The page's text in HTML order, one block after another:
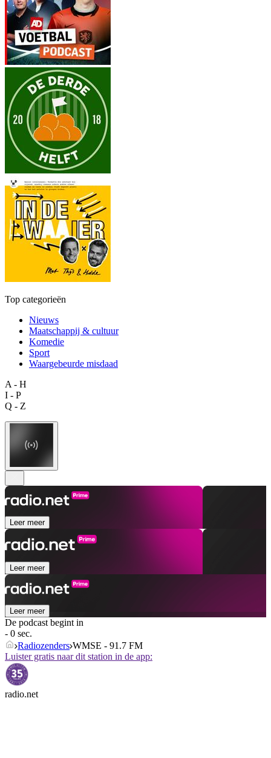
Top categorieën
Nieuws
Maatschappij & cultuur
Komedie
Sport
Waargebeurde misdaad
A - H
I - P
Q - Z
Leer meer
Leer meer
Leer meer
De podcast begint in
- 0 sec.
Radiozenders WMSE - 91.7 FM
Luister gratis naar dit station in de app:
radio.net